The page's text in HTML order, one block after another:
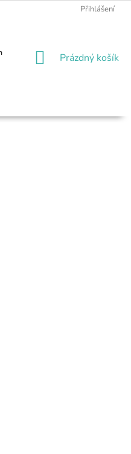
Přihlášení
NÁKUPNÍ
Prázdný košík